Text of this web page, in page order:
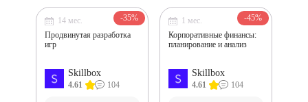
Skillbox
4.61 104
14 мес.
Продвинутая разработка
игр
-35%
Skillbox
4.61 104
1 мес.
Корпоративные финансы:
планирование и анализ
-45%